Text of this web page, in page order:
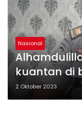
Nasional
kuantan di
kamar
2 Oktober 2023